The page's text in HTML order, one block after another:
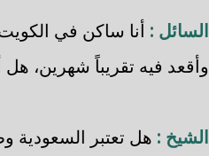
السائل : أنا ساكن في
وأقعد فيه تقريباً شهرين،
الشيخ : هل تعتبر السعودية